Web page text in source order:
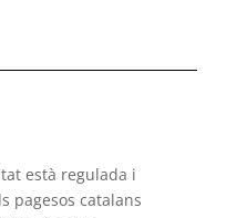
està regulada i
pagesos catalans